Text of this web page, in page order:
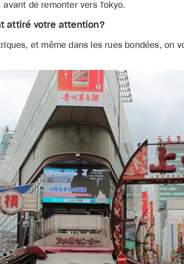
de remonter vers Tokyo.
attiré votre attention?
et même dans les rues bondées, on